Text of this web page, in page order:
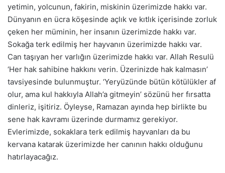
yetimin, yolcunun, fakirin, miskinin üzerimizde hakkı var.
Dünyanın en ücra köşesinde açlık ve kıtlık içerisinde zorluk
çeken her müminin, her insanın üzerimizde hakkı var.
Sokağa terk edilmiş her hayvanın üzerimizde hakkı var.
Can taşıyan her varlığın üzerimizde hakkı var. Allah Resulü
‘Her hak sahibine hakkını verin. Üzerinizde hak kalmasın’
tavsiyesinde bulunmuştur. ‘Yeryüzünde bütün kötülükler af
olur, ama kul hakkıyla Allah’a gitmeyin’ sözünü her fırsatta
dinleriz, işitiriz. Öyleyse, Ramazan ayında hep birlikte bu
sene hak kavramı üzerinde durmamız gerekiyor.
Evlerimizde, sokaklara terk edilmiş hayvanları da bu
kervana katarak üzerimizde her canının hakkı olduğunu
hatırlayacağız.